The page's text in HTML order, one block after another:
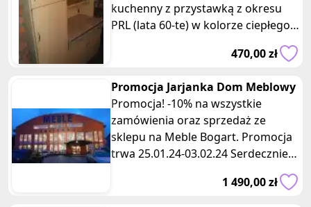
kuchenny z przystawką z okresu
PRL (lata 60-te) w kolorze ciepłego
beżu z dodatkami popielu (siweg
470,00 zł
Promocja Jarjanka Dom Meblowy
Promocja! -10% na wszystkie
zamówienia oraz sprzedaż ze
sklepu na Meble Bogart. Promocja
trwa 25.01.24-03.02.24 Serdecznie
1 490,00 zł